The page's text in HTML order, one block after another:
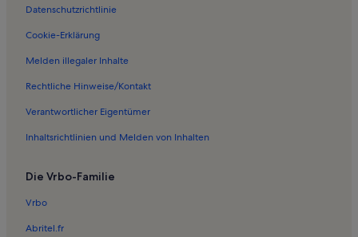
Ferienwohnungen in Espergærde
Ferienwohnungen in Espergærde Strand
Häuser in Hellerup Strand
Ferienunterkünfte für Familien in Hillerød
Lodges in Skodsborg Strand - Struckmannparken
Häuser in Skodsborg Strand - Struckmannparken
Ferienunterkünfte mit Pool nahe Øksnehallen
Häuser in Kopenhagen
Ferienwohnungen und Apartments in Kopenhagen
Datenschutzrichtlinie
Cookie-Erklärung
Melden illegaler Inhalte
Rechtliche Hinweise/Kontakt
Verantwortlicher Eigentümer
Inhaltsrichtlinien und Melden von Inhalten
Die Vrbo-Familie
Vrbo
Abritel.fr